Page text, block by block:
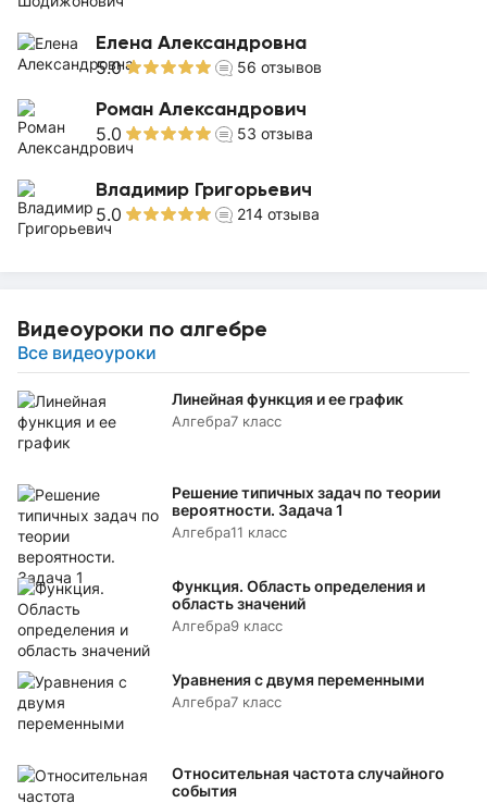
Елена Александровна
5.0 56 отзывов
Роман Александрович
5.0 53 отзыва
Владимир Григорьевич
5.0 214 отзыва
Видеоуроки по алгебре
Все видеоуроки
Линейная функция и ее график
Алгебра7 класс
Решение типичных задач по теории
вероятности. Задача 1
Алгебра11 класс
Функция. Область определения и
область значений
Алгебра9 класс
Уравнения с двумя переменными
Алгебра7 класс
Относительная частота случайного
события